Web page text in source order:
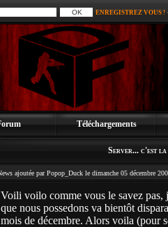
ENREGISTREZ VOUS !
Téléchargements
Server... c'est
ajoutée par Popop_Duck le dimanche 05 décembre
Voili voilo comme vous le savez pas,
que nous possedons va bientôt
mois de décembre. Alors voila (pour